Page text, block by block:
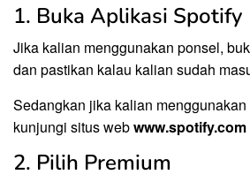
1. Buka Aplikasi Spotify
Jika kalian menggunakan ponsel,
dan pastikan kalau kalian sudah
Sedangkan jika kalian
kunjungi situs webwww.spotify.com
2. Pilih Premium